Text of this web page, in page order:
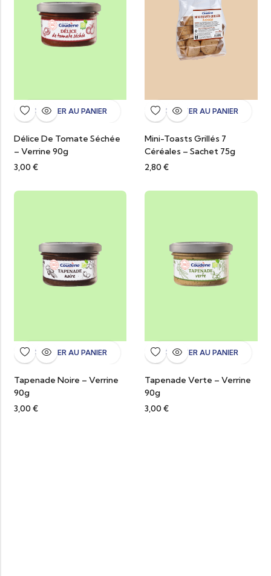
AJOUTER AU PANIER
Délice De Tomate Séchée
– Verrine 90g
3,00 €
AJOUTER AU PANIER
Mini-Toasts Grillés 7
Céréales – Sachet 75g
2,80 €
AJOUTER AU PANIER
Tapenade Noire – Verrine
90g
3,00 €
AJOUTER AU PANIER
Tapenade Verte – Verrine
90g
3,00 €